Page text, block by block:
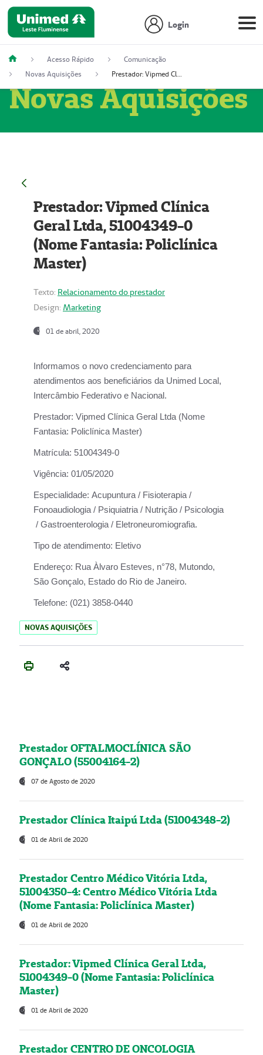
Login
Acesso Rápido
Comunicação
Novas Aquisições
Prestador: Vipmed Clínica Geral Ltda, 51004349-0 (Nome Fantasia: Policlínica Master)
Novas Aquisições
Prestador: Vipmed Clínica
Geral Ltda, 51004349-0
(Nome Fantasia: Policlínica
Master)
Texto: Relacionamento do prestador
Design: Marketing
01 de abril, 2020
Informamos o novo credenciamento para
atendimentos aos beneficiários da Unimed Local,
Intercâmbio Federativo e Nacional.
Prestador: Vipmed Clínica Geral Ltda (Nome
Fantasia: Policlínica Master)
Matrícula: 51004349-0
Vigência: 01/05/2020
Especialidade: Acupuntura / Fisioterapia /
Fonoaudiologia / Psiquiatria / Nutrição / Psicologia
/ Gastroenterologia / Eletroneuromiografia.
Tipo de atendimento: Eletivo
Endereço: Rua Àlvaro Esteves, n°78, Mutondo,
São Gonçalo, Estado do Rio de Janeiro.
Telefone: (021) 3858-0440
NOVAS AQUISIÇÕES
Prestador OFTALMOCLÍNICA SÃO
GONÇALO (55004164-2)
07 de Agosto de 2020
Prestador Clínica Itaipú Ltda (51004348-2)
01 de Abril de 2020
Prestador Centro Médico Vitória Ltda,
51004350-4: Centro Médico Vitória Ltda
(Nome Fantasia: Policlínica Master)
01 de Abril de 2020
Prestador: Vipmed Clínica Geral Ltda,
51004349-0 (Nome Fantasia: Policlínica
Master)
01 de Abril de 2020
Prestador CENTRO DE ONCOLOGIA